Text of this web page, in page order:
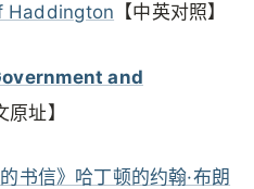
Haddington 【中英对照】
and
原址】
书信》哈丁顿的约翰·布朗